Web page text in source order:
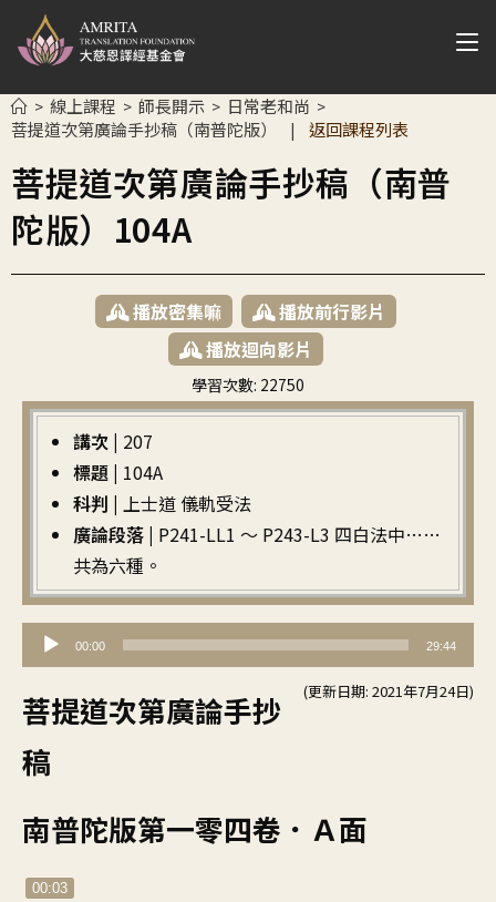
> 線上課程 > 師長開示 > 日常老和尚 >
菩提道次第廣論手抄稿（南普陀版） | 返回課程列表
菩提道次第廣論手抄稿（南普
陀版）104A
播放密集嘛
播放前行影片
播放迴向影片
學習次數: 22750
繁中
講次 | 207
標題 | 104A
科判 | 上士道 儀軌受法
廣論段落 | P241-LL1 ～ P243-L3 四白法中……
共為六種。
訊
播
放
器
00:00 29:44
(更新日期: 2021年7月24日)
菩提道次第廣論手抄
稿
南普陀版第一零四卷．Ａ面
00:03